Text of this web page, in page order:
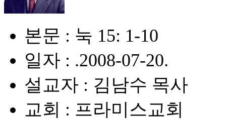
본문 : 눅 15: 1-10
일자 : .2008-07-20.
설교자 : 김남수 목사
교회 : 프라미스교회